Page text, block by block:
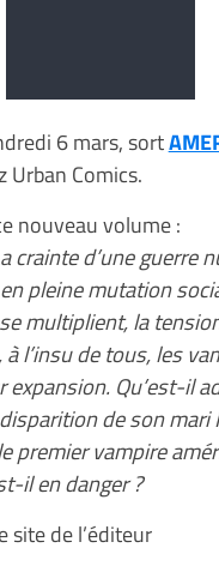
6 mars, sort
Urban Comics.
nouveau volume :
crainte d’une guerre
pleine mutation
multiplient, la
à l’insu de tous, les
Qu’est-il
de son mari
premier vampire
il en danger ?
site de l’éditeur